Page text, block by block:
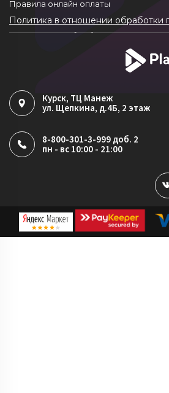
Правила онлайн оплаты
Политика в отношении обработки
Согласие на обработку ПДн
Политика обработки файлов cookie
Курск, ТЦ Манеж
ул. Щепкина, д.4Б, 2 этаж
8-800-301-3-999 доб. 2
пн - вс 10:00 - 21:00